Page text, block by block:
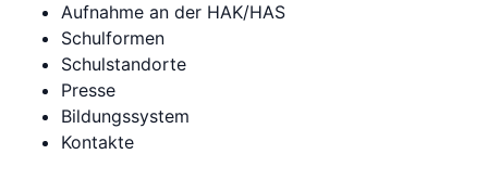
Aufnahme an der HAK/HAS
Schulformen
Schulstandorte
Presse
Bildungssystem
Kontakte